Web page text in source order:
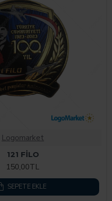
Logomarket
121 FİLO
150,00TL
SEPETE EKLE